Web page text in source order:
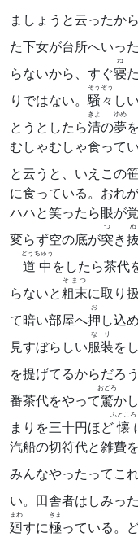
ましょうと云ったから
た下女が台所へいっ
らないから、すぐ寝
ね
りではない。騒々
そうぞう
し
とうとしたら清
きよ
の夢
ゆめ
むしゃむしゃ食って
と云うと、いえこの
に食っている。おれ
ハハと笑ったら眼が
変らず空の底が突
つ
き抜
ぬ
道中
どうちゅう
をしたら茶代
らないと粗末
そまつ
に取り
て暗い部屋へ押
お
し込
見すぼらしい服装
なり
を
を提げてるからだろ
番茶代をやって驚
おどろ
か
まりを三十円ほど懐
ふところ
汽船の切符代と雑費
みんなやったってこ
い。田舎者はしみっ
廻
まわ
すに極
きま
っている。